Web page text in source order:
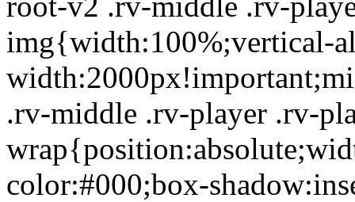
img{width:100%;vertical-
.rv-middle .rv-player .rv-
color:#000;box-